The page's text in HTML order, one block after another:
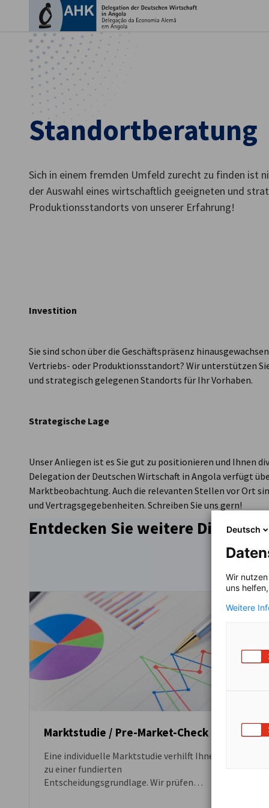
German
Standortberatung
Sich in einem fremden Umfeld zurecht zu finden ist
der Auswahl eines wirtschaftlich geeigneten und
Produktionsstandorts von unserer Erfahrung!
Investition
Sie sind schon über die Geschäftspräsenz
Vertriebs- oder Produktionsstandort? Wir unterstützen
und strategisch gelegenen Standorts für Ihr Vorhaben.
Strategische Lage
Unser Anliegen ist es Sie gut zu positionieren und Ihnen
Delegation der Deutschen Wirtschaft in Angola verfügt
Marktbeobachtung. Auch die relevanten Stellen vor Ort
und Vertragsgegebenheiten. Schreiben Sie uns gern!
Entdecken Sie weitere
Marktstudie / Pre-Market-Check
Eine individuelle Marktstudie verhilft Ihnen
zu einer fundierten
Entscheidungsgrundlage. Wir prüfen
Deutsch
Wir
uns
Weitere